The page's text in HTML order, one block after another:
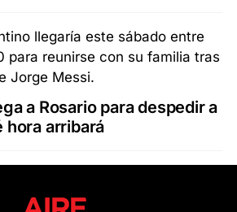
a Rosario para despedir a
hora arribará